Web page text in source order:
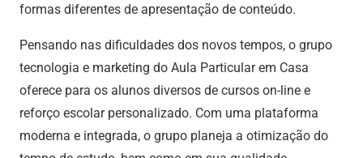
formas diferentes de apresentação de conteúdo.
Pensando nas dificuldades dos novos tempos, o grupo
tecnologia e marketing do Aula Particular em Casa
oferece para os alunos diversos de cursos on-line e
reforço escolar personalizado. Com uma plataforma
moderna e integrada, o grupo planeja a otimização do